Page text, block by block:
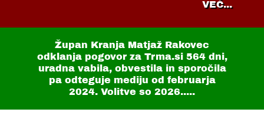
VEČ...
Župan Kranja Matjaž Rakovec
odklanja pogovor za Trma.si 564 dni,
uradna vabila, obvestila in sporočila
pa odteguje mediju od februarja
2024. Volitve so 2026.....